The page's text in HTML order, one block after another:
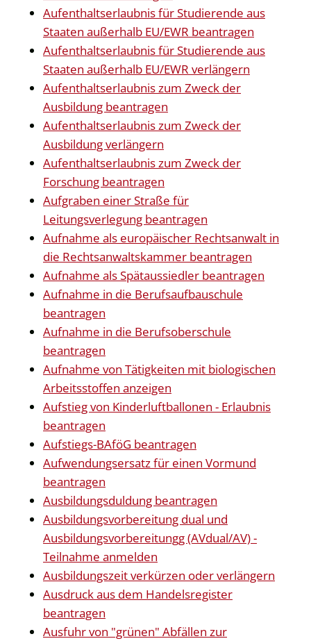
Aufenthaltserlaubnis für Studierende aus
Staaten außerhalb EU/EWR beantragen
Aufenthaltserlaubnis für Studierende aus
Staaten außerhalb EU/EWR verlängern
Aufenthaltserlaubnis zum Zweck der
Ausbildung beantragen
Aufenthaltserlaubnis zum Zweck der
Ausbildung verlängern
Aufenthaltserlaubnis zum Zweck der
Forschung beantragen
Aufgraben einer Straße für
Leitungsverlegung beantragen
Aufnahme als europäischer Rechtsanwalt in
die Rechtsanwaltskammer beantragen
Aufnahme als Spätaussiedler beantragen
Aufnahme in die Berufsaufbauschule
beantragen
Aufnahme in die Berufsoberschule
beantragen
Aufnahme von Tätigkeiten mit biologischen
Arbeitsstoffen anzeigen
Aufstieg von Kinderluftballonen - Erlaubnis
beantragen
Aufstiegs-BAföG beantragen
Aufwendungsersatz für einen Vormund
beantragen
Ausbildungsduldung beantragen
Ausbildungsvorbereitung dual und
Ausbildungsvorbereitungg (AVdual/AV) -
Teilnahme anmelden
Ausbildungszeit verkürzen oder verlängern
Ausdruck aus dem Handelsregister
beantragen
Ausfuhr von "grünen" Abfällen zur